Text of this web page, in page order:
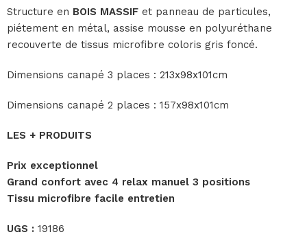
Structure en BOIS MASSIF et panneau de particules,
piétement en métal, assise mousse en polyuréthane
recouverte de tissus microfibre coloris gris foncé.
Dimensions canapé 3 places : 213x98x101cm
Dimensions canapé 2 places : 157x98x101cm
LES + PRODUITS
Prix exceptionnel
Grand confort avec 4 relax manuel 3 positions
Tissu microfibre facile entretien
UGS : 19186